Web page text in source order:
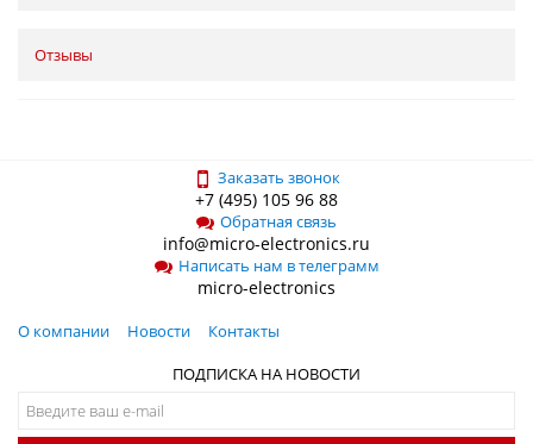
Отзывы
Заказать звонок
+7 (495) 105 96 88
Обратная связь
info@micro-electronics.ru
Написать нам в телеграмм
micro-electronics
О компании Новости
Контакты
ПОДПИСКА НА НОВОСТИ